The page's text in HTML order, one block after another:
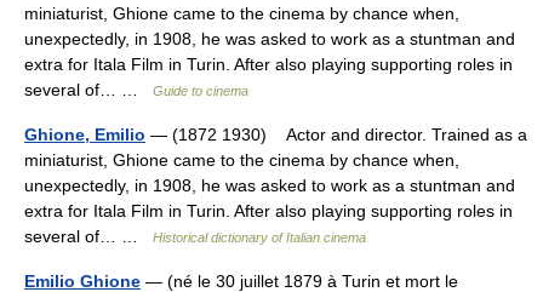
miniaturist, Ghione came to the cinema by chance when,
unexpectedly, in 1908, he was asked to work as a stuntman and
extra for Itala Film in Turin. After also playing supporting roles in
several of… …
Guide to cinema
Ghione, Emilio — (1872 1930) Actor and director. Trained as a
miniaturist, Ghione came to the cinema by chance when,
unexpectedly, in 1908, he was asked to work as a stuntman and
extra for Itala Film in Turin. After also playing supporting roles in
several of… …
Historical dictionary of Italian cinema
Emilio Ghione — (né le 30 juillet 1879 à Turin et mort le